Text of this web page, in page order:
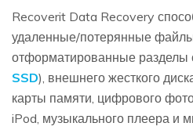
Recoverit Data Recovery
удаленные/потерянные
отформатированные разделы
SSD), внешнего жесткого
карты памяти, цифрового
iPod, музыкального плеера и